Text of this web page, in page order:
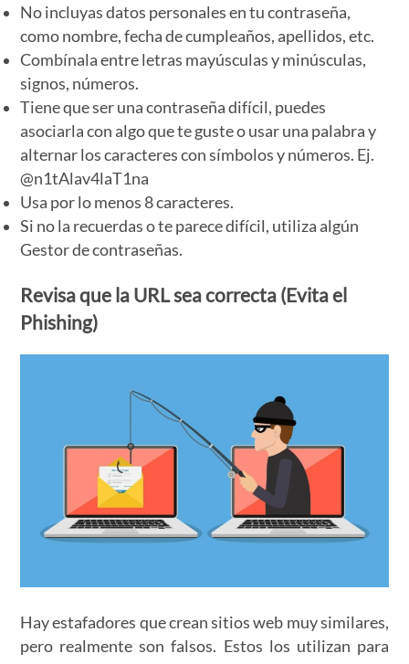
No incluyas datos personales en tu contraseña,
como nombre, fecha de cumpleaños, apellidos, etc.
Combínala entre letras mayúsculas y minúsculas,
signos, números.
Tiene que ser una contraseña difícil, puedes
asociarla con algo que te guste o usar una palabra y
alternar los caracteres con símbolos y números. Ej.
@n1tAlav4laT1na
Usa por lo menos 8 caracteres.
Si no la recuerdas o te parece difícil, utiliza algún
Gestor de contraseñas.
Revisa que la URL sea correcta (Evita el
Phishing)
Hay estafadores que crean sitios web muy similares,
pero realmente son falsos. Estos los utilizan para